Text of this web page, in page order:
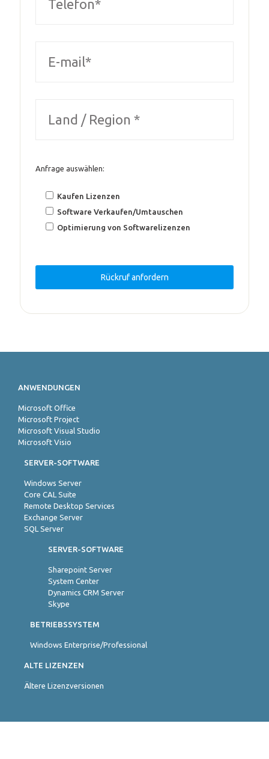
Anfrage auswählen:
Kaufen Lizenzen
Software Verkaufen/Umtauschen
Optimierung von Softwarelizenzen
ANWENDUNGEN
Microsoft Office
Microsoft Project
Microsoft Visual Studio
Microsoft Visio
SERVER-SOFTWARE
Windows Server
Core CAL Suite
Remote Desktop Services
Exchange Server
SQL Server
SERVER-SOFTWARE
Sharepoint Server
System Center
Dynamics CRM Server
Skype
BETRIEBSSYSTEM
Windows Enterprise/Professional
ALTE LIZENZEN
Ältere Lizenzversionen